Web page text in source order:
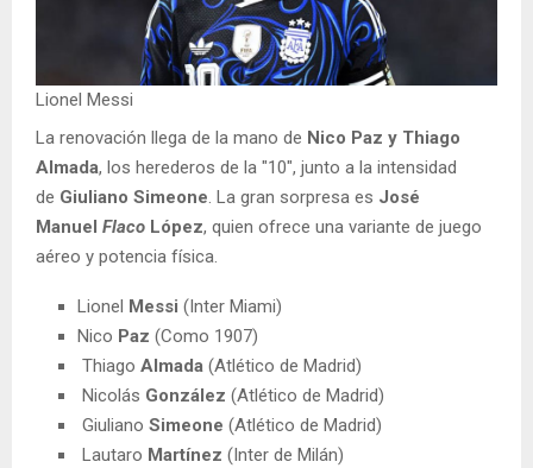
Lionel Messi
La renovación llega de la mano de Nico Paz y Thiago
Almada, los herederos de la "10", junto a la intensidad
de Giuliano Simeone. La gran sorpresa es José
Manuel Flaco López, quien ofrece una variante de juego
aéreo y potencia física.
Lionel Messi (Inter Miami)
Nico Paz (Como 1907)
Thiago Almada (Atlético de Madrid)
Nicolás González (Atlético de Madrid)
Giuliano Simeone (Atlético de Madrid)
Lautaro Martínez (Inter de Milán)